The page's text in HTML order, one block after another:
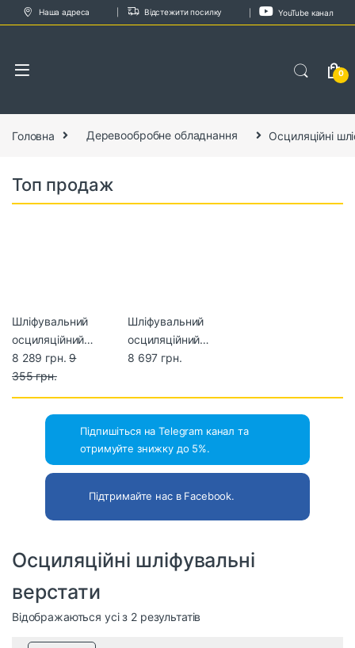
Skip to navigation
Skip to content
Наша адреса Відстежити посилку YouTube канал
0
Головна Деревообробне обладнання Осциляційні
Топ продаж
Шліфувальний
осциляційний
верстат TITAN
POSBS200
8 289 грн.9
355 грн.
Шліфувальний
осциляційний
верстат TITAN
8 697 грн.
Підпишіться на Telegram канал та
отримуйте знижку до 5%.
Підтримайте нас в Facebook.
Осциляційні шліфувальні
верстати
Відображаються усі з 2 результатів